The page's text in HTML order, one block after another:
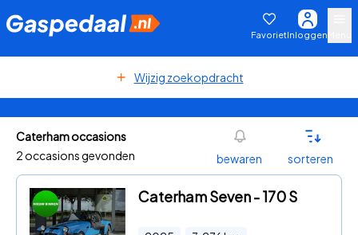
FavorietInloggen
Wijzig zoekopdracht
Caterham occasions
2 occasions gevonden
bewaren sorteren
Caterham Seven - 170 S